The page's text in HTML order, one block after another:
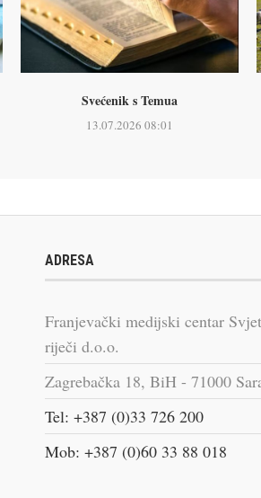
Svećenik s Temua
13.07.2026 08:01
ADRESA
Franjevački medijski centar
riječi d.o.o.
Zagrebačka 18, BiH - 71000
Tel: +387 (0)33 726 200
Mob: +387 (0)60 33 88 018